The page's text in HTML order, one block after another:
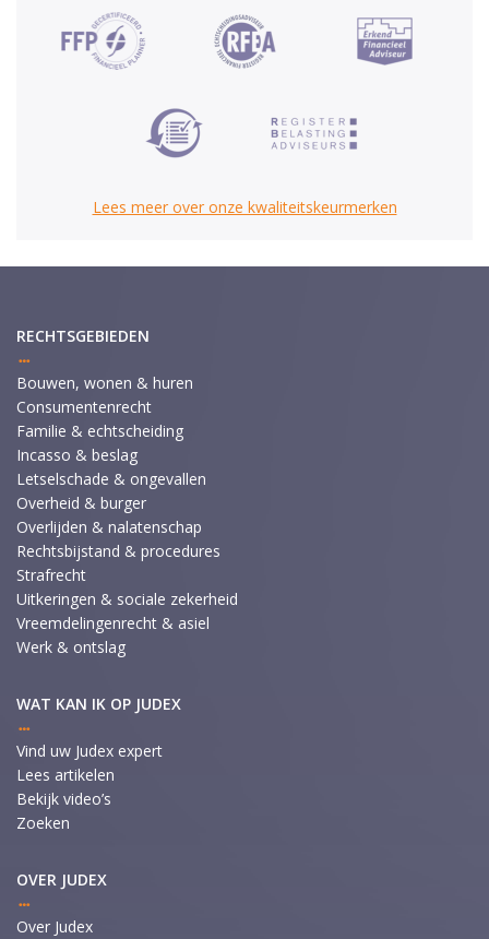
Lees meer over onze kwaliteitskeurmerken
RECHTSGEBIEDEN
Bouwen, wonen & huren
Consumentenrecht
Familie & echtscheiding
Incasso & beslag
Letselschade & ongevallen
Overheid & burger
Overlijden & nalatenschap
Rechtsbijstand & procedures
Strafrecht
Uitkeringen & sociale zekerheid
Vreemdelingenrecht & asiel
Werk & ontslag
WAT KAN IK OP JUDEX
Vind uw Judex expert
Lees artikelen
Bekijk video’s
Zoeken
OVER JUDEX
Over Judex